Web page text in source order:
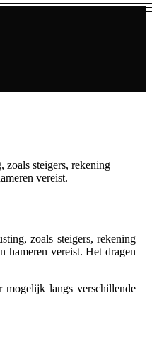
zoals steigers, rekening
vereist.
zoals steigers, rekening
hameren vereist. Het dragen
mogelijk langs verschillende